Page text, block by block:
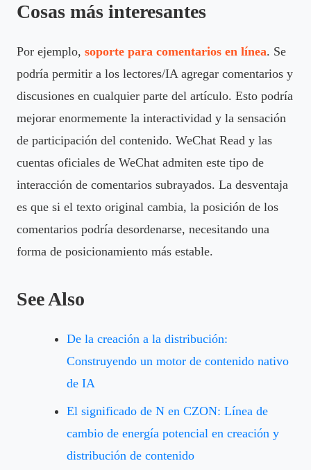
Cosas más interesantes
Por ejemplo, soporte para comentarios en línea. Se
podría permitir a los lectores/IA agregar comentarios y
discusiones en cualquier parte del artículo. Esto podría
mejorar enormemente la interactividad y la sensación
de participación del contenido. WeChat Read y las
cuentas oficiales de WeChat admiten este tipo de
interacción de comentarios subrayados. La desventaja
es que si el texto original cambia, la posición de los
comentarios podría desordenarse, necesitando una
forma de posicionamiento más estable.
See Also
De la creación a la distribución:
Construyendo un motor de contenido nativo
de IA
El significado de N en CZON: Línea de
cambio de energía potencial en creación y
distribución de contenido